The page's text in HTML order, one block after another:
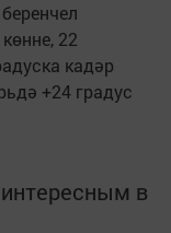
22
кадәр
+24 градус
в